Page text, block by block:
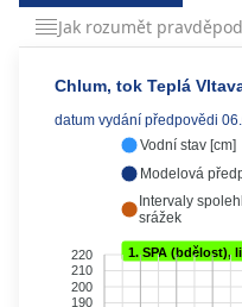
Jak rozumět
Vodní stav [cm]
Modelová
Intervaly
srážek
Chlum, tok Teplá
datum vydání předpovědi
220
210
200
190
1. SPA (bdělost),